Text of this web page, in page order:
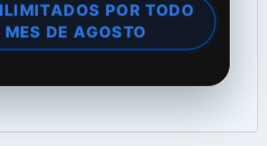
POR TODO
MES DE AGOSTO